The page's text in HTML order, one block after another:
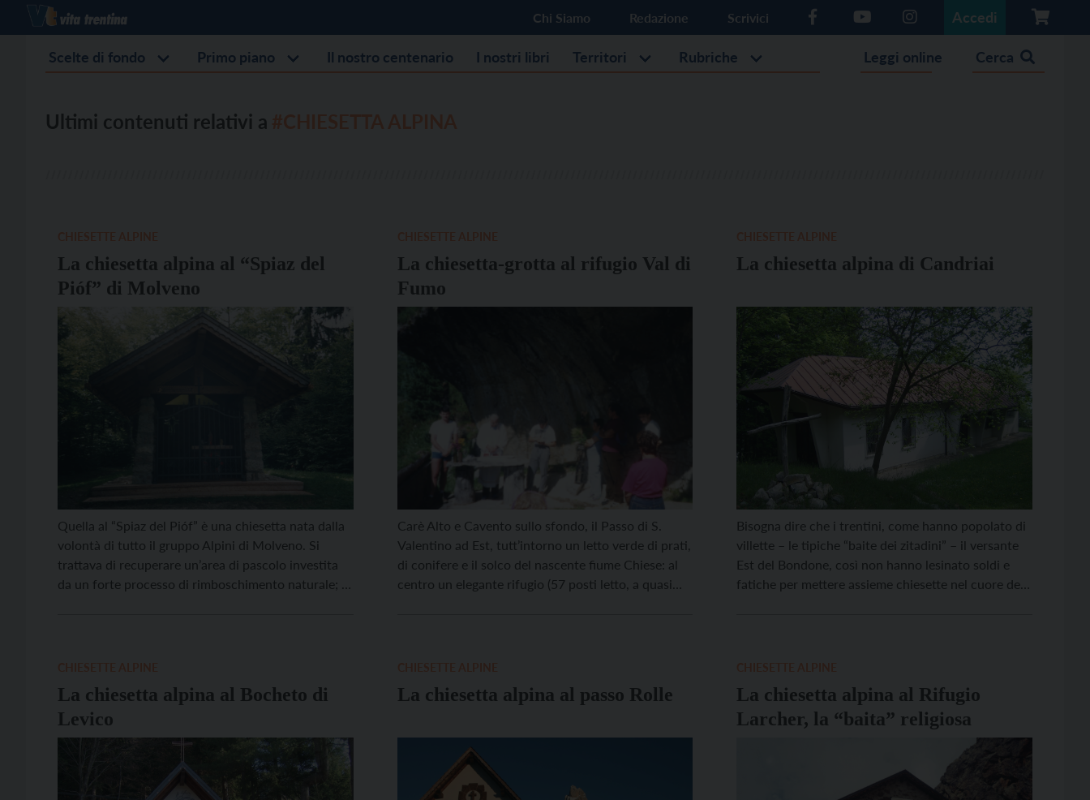
Chi Siamo Redazione Scrivici Accedi
Scelte di fondo Primo piano Il nostro centenario I nostri libri Territori Rubriche Leggi online Cerca
Ultimi contenuti relativi a
La chiesetta alpina al “Spiaz del
Pióf” di Molveno
Quella al “Spiaz del Pióf” è una chiesetta nata dalla
volontà di tutto il gruppo Alpini di Molveno. Si
trattava di recuperare un’area di pascolo investita
da un forte processo di rimboschimento naturale; di
La chiesetta-grotta al rifugio Val di
Fumo
Carè Alto e Cavento sullo sfondo, il Passo di S.
Valentino ad Est, tutt’intorno un letto verde di prati,
di conifere e il solco del nascente fiume Chiese: al
centro un elegante rifugio (57 posti letto, a quasi
La chiesetta alpina di Candriai
Bisogna dire che i trentini, come hanno popolato di
villette – le tipiche “baite dei zitadini” – il versante
Est del Bondone, così non hanno lesinato soldi e
fatiche per mettere assieme chiesette nel cuore dei
La chiesetta alpina al Bocheto di
Levico
La chiesetta alpina al passo Rolle
La chiesetta alpina al Rifugio
Larcher, la “baita” religiosa